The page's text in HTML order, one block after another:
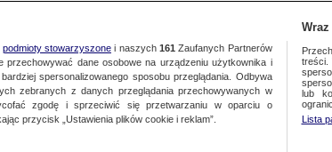
podmioty stowarzyszonei naszych 161 Zaufanych Partnerów
dane osobowe na urządzeniu użytkownika i
spersonalizowanego sposobu przeglądania. Odbywa
zebranych z danych przeglądania przechowywanych w
zgodę i sprzeciwić się przetwarzaniu w oparciu o
przycisk „Ustawienia plików cookie i reklam”.
treści.
lub
Lista